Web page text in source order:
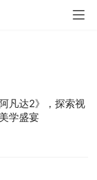
凡达2》，探索视
学盛宴